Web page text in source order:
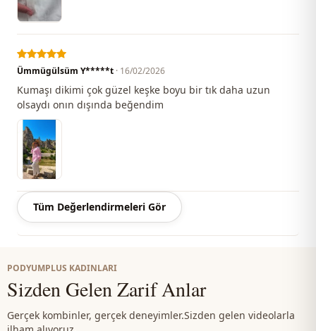
الاستخدام
الاستخدام
Ümmügülsüm Y*****t · 16/02/2026
Kumaşı dikimi çok güzel keşke boyu bir tık daha uzun
olsaydı onın dışında beğendim
Tüm Değerlendirmeleri Gör
PODYUMPLUS KADINLARI
Sizden Gelen Zarif Anlar
Gerçek kombinler, gerçek deneyimler.Sizden gelen videolarla